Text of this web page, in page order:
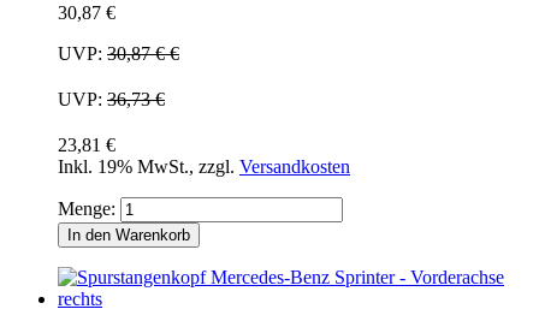
30,87 €
UVP: 30,87 €€
UVP: 36,73 €
23,81 €
Inkl. 19% MwSt., zzgl. Versandkosten
Menge:
In den Warenkorb